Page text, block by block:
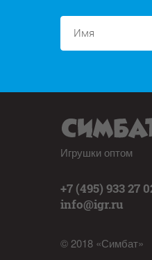
Игрушки оптом
+7 (495) 933 27
info@igr.ru
© 2018 «Симбат»